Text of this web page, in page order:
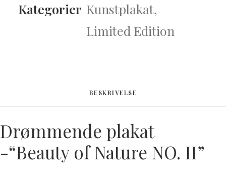
Kategorier Kunstplakat,
Limited Edition
BESKRIVELSE
Drømmende plakat
-“Beauty of Nature NO. II”